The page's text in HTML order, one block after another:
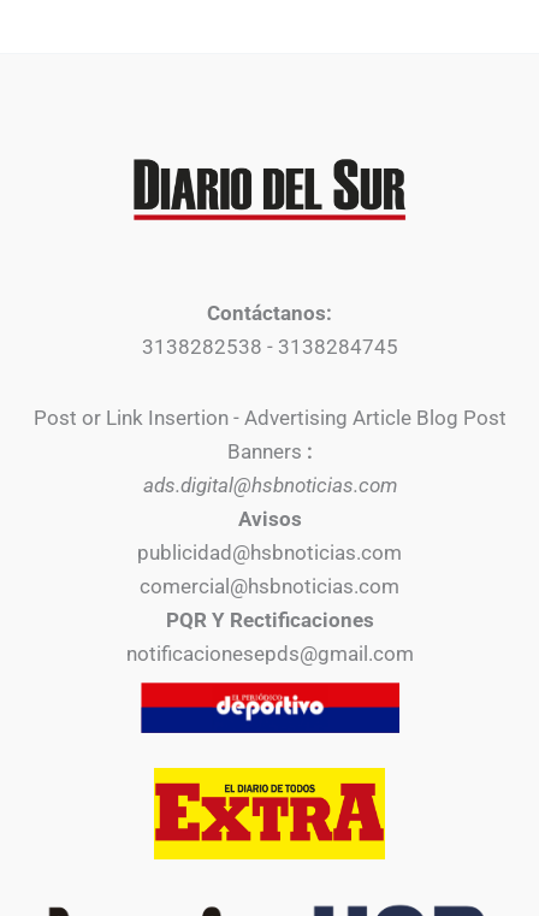
Contáctanos:
3138282538 - 3138284745
Post or Link Insertion - Advertising Article Blog Post
Banners :
ads.digital@hsbnoticias.com
Avisos
publicidad@hsbnoticias.com
comercial@hsbnoticias.com
PQR Y Rectificaciones
notificacionesepds@gmail.com